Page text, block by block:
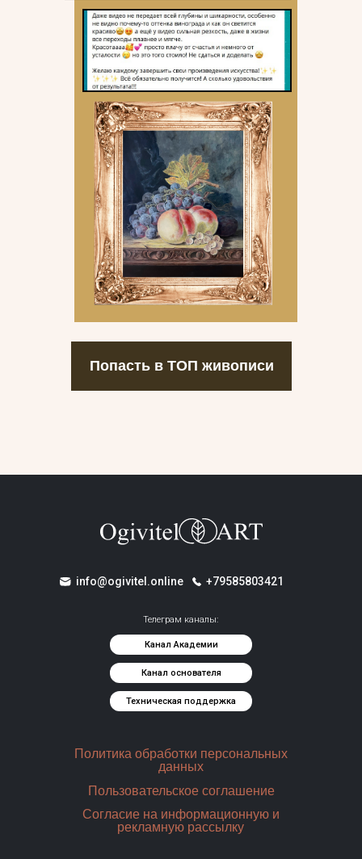
Попасть в ТОП живописи
Политика обработки персональных
данных
info@ogivitel.online +79585803421
Пользовательское соглашение
Согласие на информационную и
рекламную рассылку
Канал Академии
Канал основателя
Телеграм каналы:
Техническая поддержка